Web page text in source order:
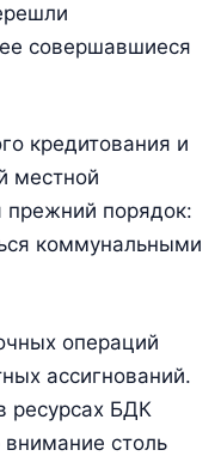
совершавшиеся
кредитования и
местной
прежний порядок:
коммунальными
операций
ассигнований.
ресурсах БДК
столь